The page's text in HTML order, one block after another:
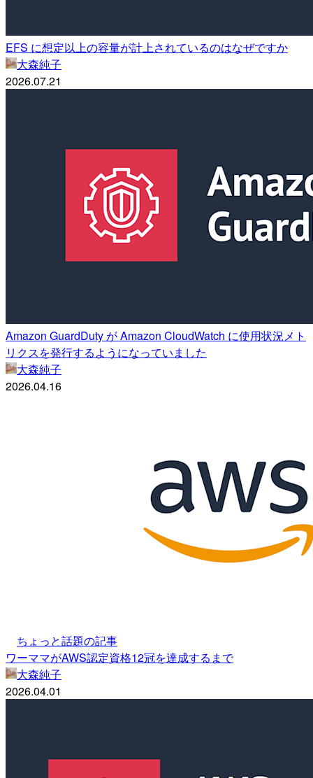
EFS に想定以上の容量が計上されているのはなぜですか
大森純子
2026.07.21
Amazon GuardDuty が Amazon CloudWatch に使用状況メト
リクスを発行するようになっていました
大森純子
2026.04.16
ちょっと話題の記事
ワーママがAWS認定資格12冠を達成するまで
大森純子
2026.04.01